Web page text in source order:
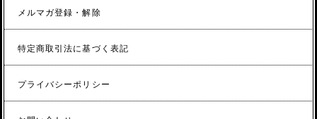
メルマガ登録・解除
特定商取引法に基づく表記
プライバシーポリシー